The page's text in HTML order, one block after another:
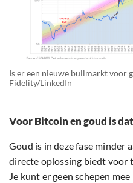
Is er een nieuwe bullmarkt voor
Fidelity/LinkedIn
Voor Bitcoin en goud is
Goud is in deze fase minder
directe oplossing biedt voor
Je kunt er geen schepen